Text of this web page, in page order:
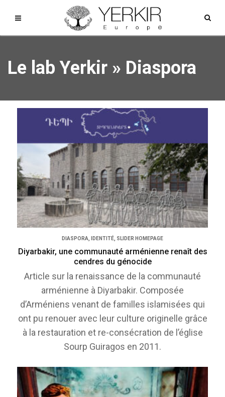
Le lab Yerkir » Diaspora
DIASPORA IDENTITÉ SLIDER HOMEPAGE
Diyarbakir, une communauté arménienne renaît des
cendres du génocide
Article sur la renaissance de la communauté
arménienne à Diyarbakir. Composée
d’Arméniens venant de familles islamisées qui
ont pu renouer avec leur culture originelle grâce
à la restauration et re-consécration de l’église
Sourp Guiragos en 2011.